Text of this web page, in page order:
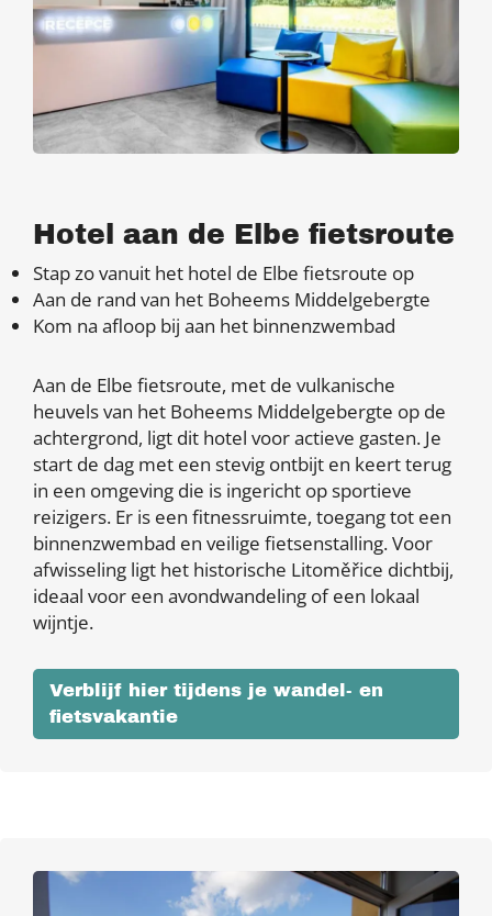
Hotel aan de Elbe fietsroute
Stap zo vanuit het hotel de Elbe fietsroute op
Aan de rand van het Boheems Middelgebergte
Kom na afloop bij aan het binnenzwembad
Aan de Elbe fietsroute, met de vulkanische
heuvels van het Boheems Middelgebergte op de
achtergrond, ligt dit hotel voor actieve gasten. Je
start de dag met een stevig ontbijt en keert terug
in een omgeving die is ingericht op sportieve
reizigers. Er is een fitnessruimte, toegang tot een
binnenzwembad en veilige fietsenstalling. Voor
afwisseling ligt het historische Litoměřice dichtbij,
ideaal voor een avondwandeling of een lokaal
wijntje.
Verblijf hier tijdens je wandel- en
fietsvakantie